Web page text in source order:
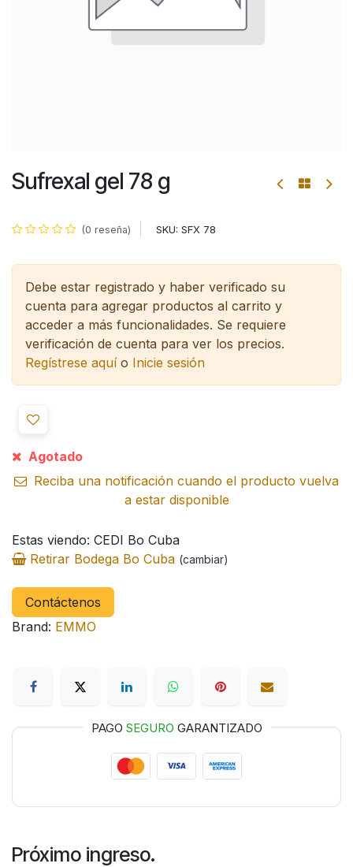
Sufrexal gel 78 g
(0 reseña) SKU: SFX 78
Debe estar registrado y haber verificado su
cuenta para agregar productos al carrito y
acceder a más funcionalidades. Se requiere
verificación de cuenta para ver los precios.
Regístrese aquío Inicie sesión
Agotado
Reciba una notificación cuando el producto vuelva
a estar disponible
Estas viendo: CEDI Bo Cuba
Retirar Bodega Bo Cuba (cambiar)
Contáctenos
Brand: EMMO
PAGO SEGURO GARANTIZADO
Próximo ingreso.